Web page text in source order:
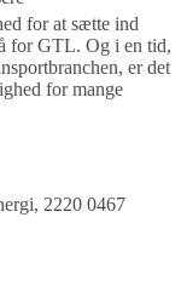
for at sætte ind
for GTL. Og i en tid,
er det
for mange
2220 0467